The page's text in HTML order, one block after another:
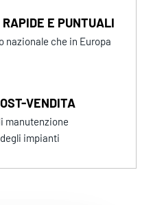
RAPIDE E PUNTUALI
nazionale che in Europa
VENDITA
manutenzione
impianti